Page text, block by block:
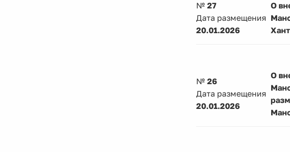
№ 27
Дата размещения
20.01.2026
О
№ 26
Дата размещения
20.01.2026
О